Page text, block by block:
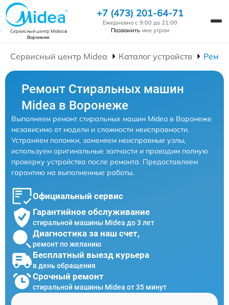
Сервисный центр Mideaв
Воронеже
+7 (473) 201-64-71
Ежедневно с 9:00 до 21:00
Позвонить мне утром
Сервисный центр Midea Каталог устройств
Ремонт Стиральных машин
Midea в Воронеже
Выполняем ремонт стиральных машин Midea в Воронеже
независимо от модели и сложности неисправности.
Устраняем поломки, заменяем неисправные узлы,
используем оригинальные запчасти и проводим полную
проверку устройства после ремонта. Предоставляем
гарантию на выполненные работы.
Официальный сервис
Гарантийное обслуживание
стиральной машины Midea до 3 лет
Диагностика за наш счет,
ремонт по желанию
Бесплатный выезд курьера
в день обращения
Срочный ремонт
стиральной машины Midea от 35 минут